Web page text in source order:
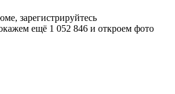
зарегистрируйтесь
ещё 1 052 846 и откроем фото